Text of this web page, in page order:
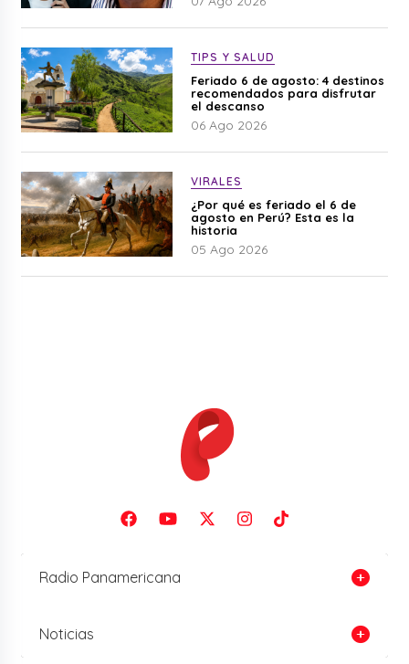
TIPS Y SALUD
Feriado 6 de agosto: 4 destinos
recomendados para disfrutar
el descanso
06 Ago 2026
VIRALES
¿Por qué es feriado el 6 de
agosto en Perú? Esta es la
historia
05 Ago 2026
Radio Panamericana
Noticias